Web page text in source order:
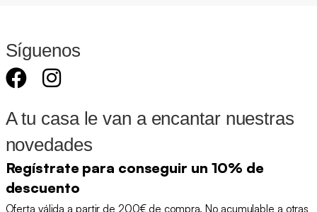
Síguenos
A tu casa le van a encantar nuestras
novedades
Regístrate para conseguir un 10% de
descuento
Oferta válida a partir de 200€ de compra. No acumulable a otras